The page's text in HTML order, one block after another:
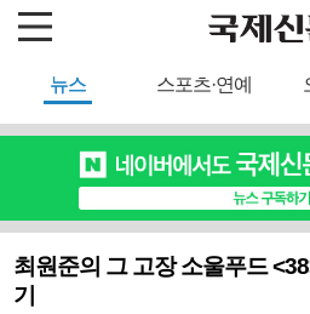
뉴스 스포츠·연예
최원준의 그 고장 소울푸드
기